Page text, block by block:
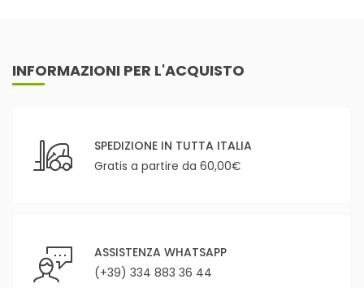
INFORMAZIONI PER L'ACQUISTO
SPEDIZIONE IN TUTTA ITALIA
Gratis a partire da 60,00€
ASSISTENZA WHATSAPP
(+39) 334 883 36 44